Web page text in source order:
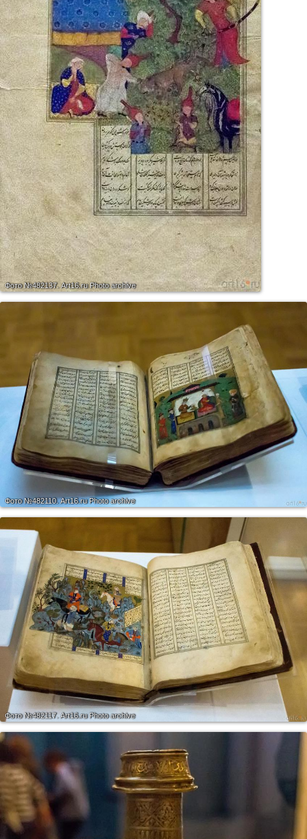
Фото №482137.Art16.ru Photo archive
Фото №482110.Art16.ru Photo archive
Фото №482117. Art16.ru Photo archive